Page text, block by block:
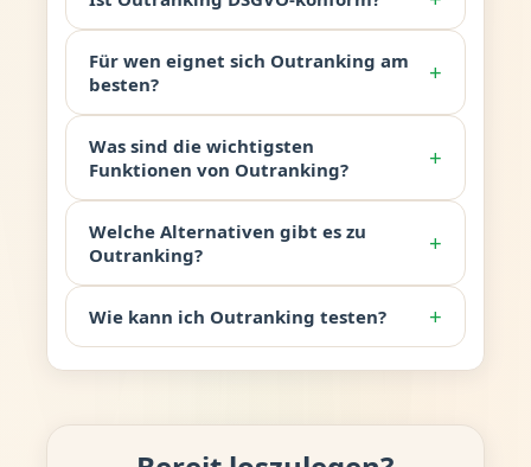
Für wen eignet sich Outranking am
besten?
+
Was sind die wichtigsten
Funktionen von Outranking?
+
Welche Alternativen gibt es zu
Outranking?
+
Wie kann ich Outranking testen? +